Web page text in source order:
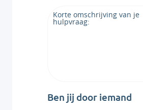
Ben jij door iemand